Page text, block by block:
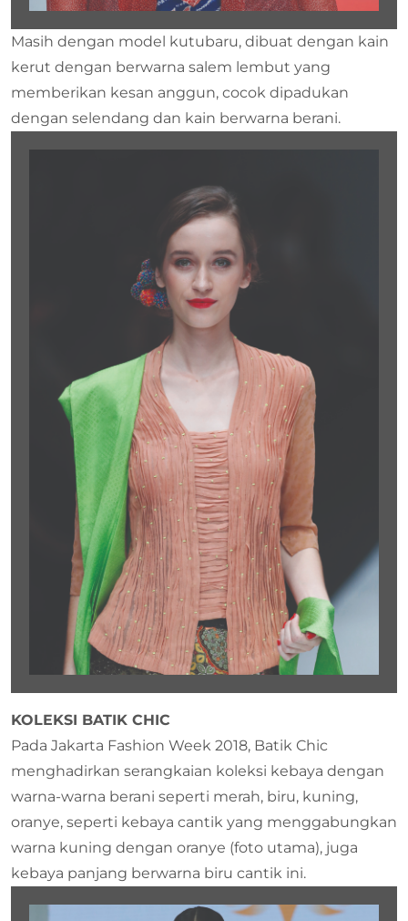
Masih dengan model kutubaru, dibuat dengan kain
kerut dengan berwarna salem lembut yang
memberikan kesan anggun, cocok dipadukan
dengan selendang dan kain berwarna berani.
KOLEKSI BATIK CHIC
Pada Jakarta Fashion Week 2018, Batik Chic
menghadirkan serangkaian koleksi kebaya dengan
warna-warna berani seperti merah, biru, kuning,
oranye, seperti kebaya cantik yang menggabungkan
warna kuning dengan oranye (foto utama), juga
kebaya panjang berwarna biru cantik ini.